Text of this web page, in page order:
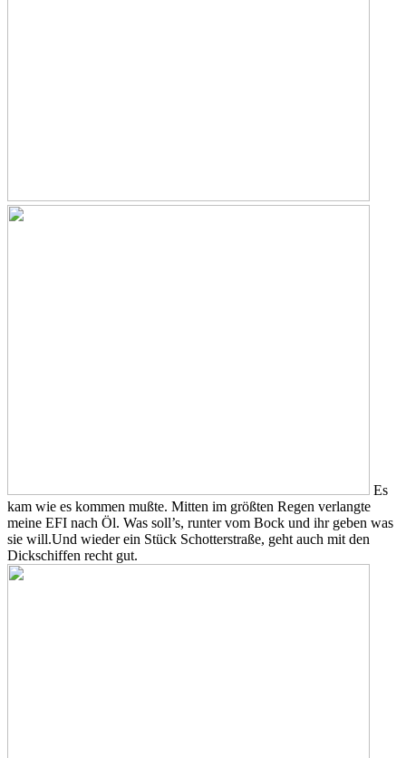
Es
kam wie es kommen mußte. Mitten im größten Regen verlangte
meine EFI nach Öl. Was soll’s, runter vom Bock und ihr geben was
sie will.Und wieder ein Stück Schotterstraße, geht auch mit den
Dickschiffen recht gut.